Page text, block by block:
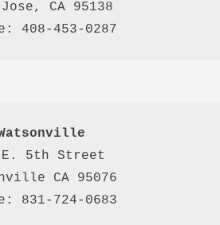
CA 95138
408-453-0287
E. 5th Street
CA 95076
831-724-0683